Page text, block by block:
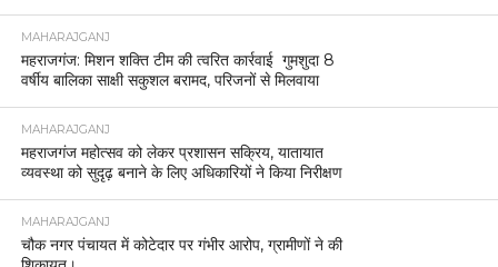
MAHARAJGANJ
महराजगंज: मिशन शक्ति टीम की त्वरित कार्रवाई गुमशुदा 8
वर्षीय बालिका साक्षी सकुशल बरामद, परिजनों से मिलवाया
MAHARAJGANJ
महराजगंज महोत्सव को लेकर प्रशासन सक्रिय, यातायात
व्यवस्था को सुदृढ़ बनाने के लिए अधिकारियों ने किया निरीक्षण
MAHARAJGANJ
चौक नगर पंचायत में कोटेदार पर गंभीर आरोप, ग्रामीणों ने की